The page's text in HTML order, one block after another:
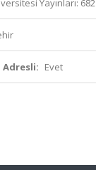
Yayınları: 682
Evet